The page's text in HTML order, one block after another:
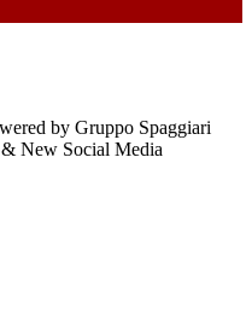
by Gruppo Spaggiari
New Social Media